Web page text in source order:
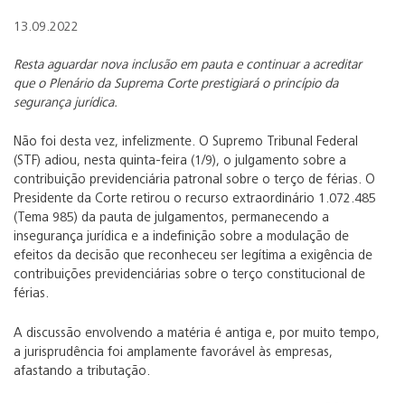
13.09.2022
Resta aguardar nova inclusão em pauta e continuar a acreditar
que o Plenário da Suprema Corte prestigiará o princípio da
segurança jurídica.
Não foi desta vez, infelizmente. O Supremo Tribunal Federal
(STF) adiou, nesta quinta-feira (1/9), o julgamento sobre a
contribuição previdenciária patronal sobre o terço de férias. O
Presidente da Corte retirou o recurso extraordinário 1.072.485
(Tema 985) da pauta de julgamentos, permanecendo a
insegurança jurídica e a indefinição sobre a modulação de
efeitos da decisão que reconheceu ser legítima a exigência de
contribuições previdenciárias sobre o terço constitucional de
férias.
A discussão envolvendo a matéria é antiga e, por muito tempo,
a jurisprudência foi amplamente favorável às empresas,
afastando a tributação.